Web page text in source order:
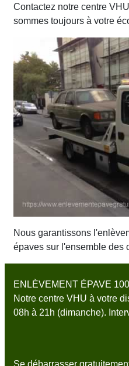
Contactez notre centre
sommes toujours à votre
Nous garantissons
épaves sur l'ensemble des
ENLÈVEMENT ÉPAVE
Notre centre VHU à votre
08h à 21h (dimanche).